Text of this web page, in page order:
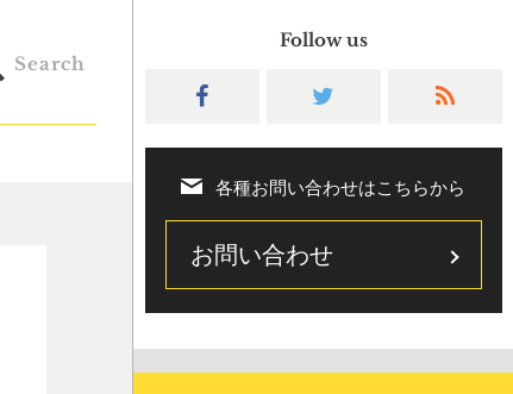
Search
Follow us
各種お問い合わせはこちらから
お問い合わせ